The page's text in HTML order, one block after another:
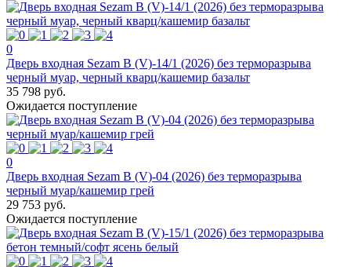
0
Дверь входная Sezam В (V)-14/1 (2026) без терморазрыва
черный муар, черный кварц/кашемир базальт
35 798 руб.
Ожидается поступление
0
Дверь входная Sezam В (V)-04 (2026) без терморазрыва
черный муар/кашемир грей
29 753 руб.
Ожидается поступление